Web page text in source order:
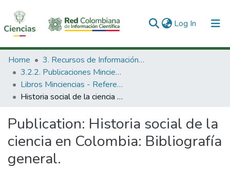
Log In (current)
Communities & Collections
All of DSpace
Statistics
Home
3. Recursos de Información Científica y Tecnológica
3.2.2. Publicaciones Minciencias
Libros Minciencias - Referenciales
Historia social de la ciencia en Colombia: Bibliografía general.
Publication: Historia social de la
ciencia en Colombia: Bibliografía
general.